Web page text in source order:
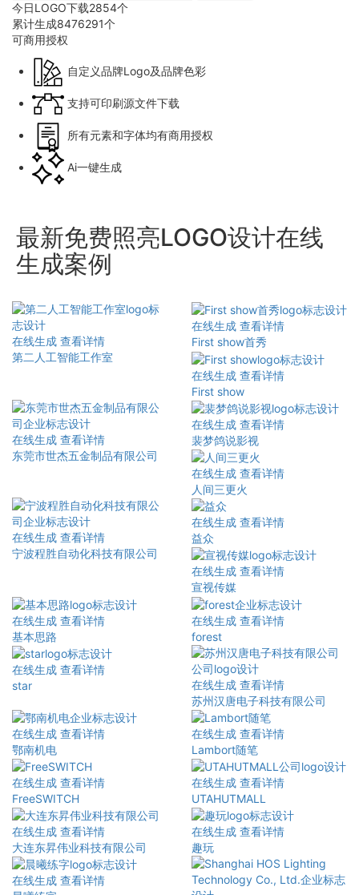
今日LOGO下载2854个
累计生成8476291个
可商用授权
自定义品牌Logo及品牌色彩
支持可印刷源文件下载
所有元素和字体均有商用授权
Ai一键生成
最新免费照亮LOGO设计在线
生成案例
在线生成 查看详情
第二人工智能工作室
在线生成 查看详情
First show首秀
在线生成 查看详情
First show
在线生成 查看详情
东莞市世杰五金制品有限公司
在线生成 查看详情
裴梦鸽说影视
在线生成 查看详情
人间三更火
在线生成 查看详情
宁波程胜自动化科技有限公司
在线生成 查看详情
益众
在线生成 查看详情
宣视传媒
在线生成 查看详情
基本思路
在线生成 查看详情
forest
在线生成 查看详情
star
在线生成 查看详情
苏州汉唐电子科技有限公司
在线生成 查看详情
鄂南机电
在线生成 查看详情
Lambort随笔
在线生成 查看详情
FreeSWITCH
在线生成 查看详情
UTAHUTMALL
在线生成 查看详情
大连东昇伟业科技有限公司
在线生成 查看详情
趣玩
在线生成 查看详情